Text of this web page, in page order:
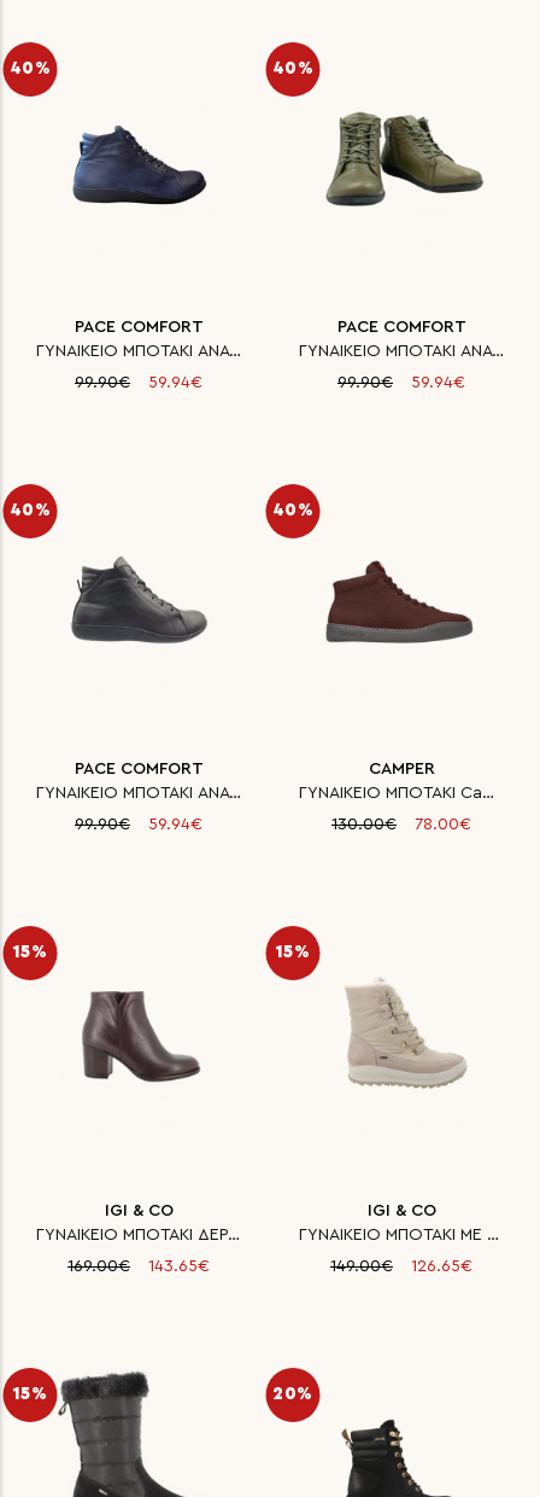
40%
PACE COMFORT
ΓΥΝΑΙΚΕΙΟ ΜΠΟΤΑΚΙ ΑΝΑΤΟΜΙΚΟ ΔΕ
99.90€
59.94€
40%
PACE COMFORT
ΓΥΝΑΙΚΕΙΟ ΜΠΟΤΑΚΙ ΑΝΑΤΟΜΙΚΟ ΔΕ
99.90€
59.94€
40%
PACE COMFORT
ΓΥΝΑΙΚΕΙΟ ΜΠΟΤΑΚΙ ΑΝΑΤΟΜΙΚΟ ΔΕ
99.90€
59.94€
40%
CAMPER
ΓΥΝΑΙΚΕΙΟ ΜΠΟΤΑΚΙ Camisole Bei
130.00€
78.00€
15%
IGI & CO
ΓΥΝΑΙΚΕΙΟ ΜΠΟΤΑΚΙ ΔΕΡΜΑ IGI& C
169.00€
143.65€
15%
IGI & CO
ΓΥΝΑΙΚΕΙΟ ΜΠΟΤΑΚΙ ΜΕ ΓΟΥΝΑ IGI
149.00€
126.65€
15% 20%